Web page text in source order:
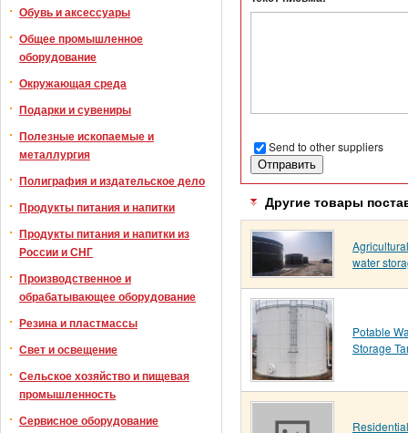
Обувь и аксессуары
Общее промышленное
оборудование
Окружающая среда
Подарки и сувениры
Полезные ископаемые и
металлургия
Полиграфия и издательское дело
Продукты питания и напитки
Продукты питания и напитки из
России и СНГ
Производственное и
обрабатывающее оборудование
Резина и пластмассы
Свет и освещение
Сельское хозяйство и пищевая
промышленность
Сервисное оборудование
Send to other suppliers
Другие товары
Agricultural
water
Potable
Storage
Residential